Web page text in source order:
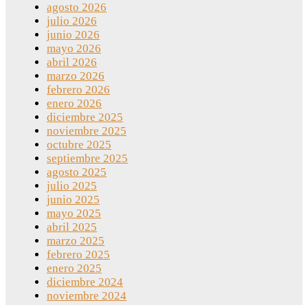
agosto 2026
julio 2026
junio 2026
mayo 2026
abril 2026
marzo 2026
febrero 2026
enero 2026
diciembre 2025
noviembre 2025
octubre 2025
septiembre 2025
agosto 2025
julio 2025
junio 2025
mayo 2025
abril 2025
marzo 2025
febrero 2025
enero 2025
diciembre 2024
noviembre 2024